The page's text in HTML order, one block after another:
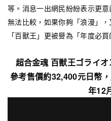
等。消息一出網民紛紛表示更
無法比較，如果你夠「浪漫」
「百獸王」更被譽為「年度必
超合金魂 百獣王ゴライ
參考售價約32,400元日幣
年12